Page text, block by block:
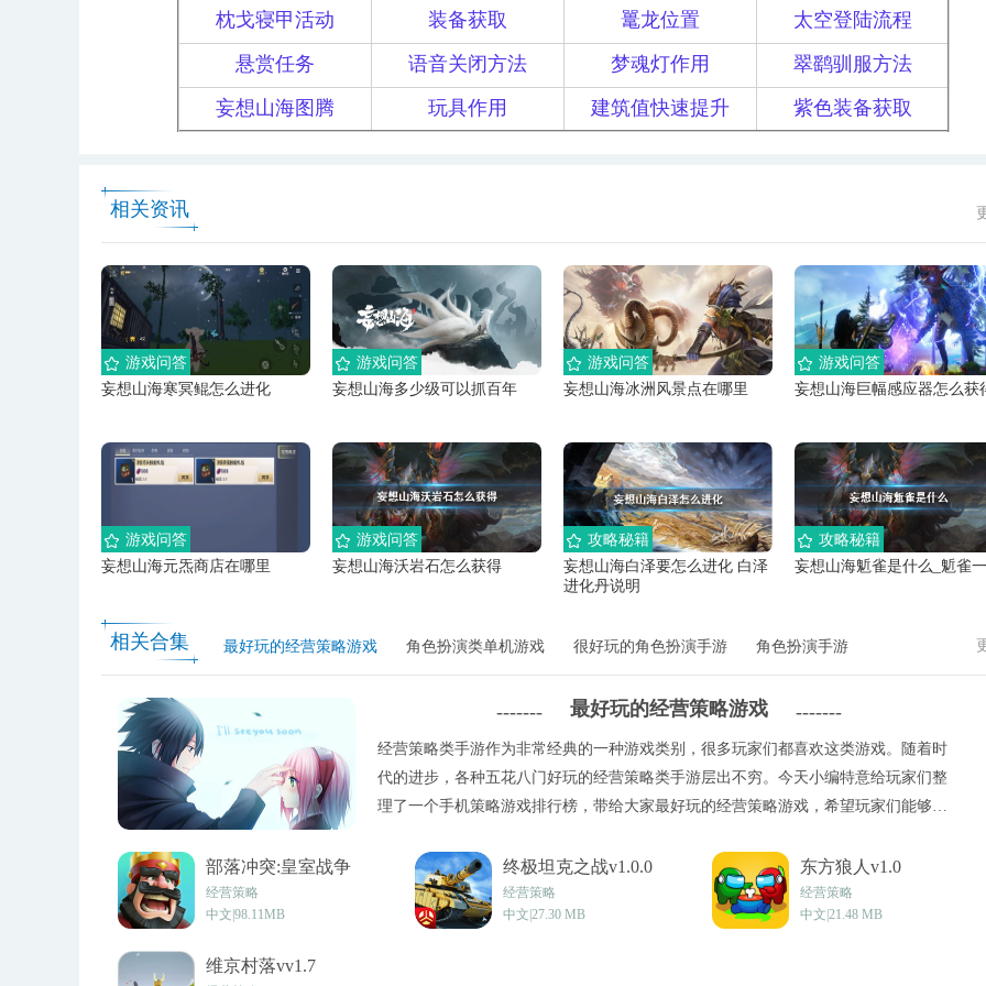
枕戈寝甲活动 装备获取 鼍龙位置
太空登陆流程
悬赏任务
语音关闭方法 梦魂灯作用
翠鹞驯服方法
妄想山海图腾
玩具作用 建筑值快速提升 紫色装备获取
相关资讯
妄想山海寒冥鲲怎么进化
游戏问答
妄想山海多少级可以抓百年
游戏问答
妄想山海冰洲风景点在哪里
游戏问答
妄想山海巨幅感应器怎么获
游戏问答
妄想山海元炁商店在哪里
游戏问答
妄想山海沃岩石怎么获得
游戏问答
妄想山海白泽要怎么进化 白泽
进化丹说明
攻略秘籍
妄想山海鬿雀是什么_鬿雀
攻略秘籍
相关合集 最好玩的经营策略游戏 角色扮演类单机游戏 很好玩的角色扮演手游 角色扮演手游
------- 最好玩的经营策略游戏 -------
经营策略类手游作为非常经典的一种游戏类别，很多玩家们都喜欢这类游戏。随着时
代的进步，各种五花八门好玩的经营策略类手游层出不穷。今天小编特意给玩家们整
理了一个手机策略游戏排行榜，带给大家最好玩的经营策略游戏，希望玩家们能够在
部落冲突:皇室战争
(Clash Royale)v2.0.7
经营策略
中文|98.11MB
终极坦克之战v1.0.0
经营策略
中文|27.30 MB
东方狼人v1.0
经营策略
中文|21.48 MB
维京村落vv1.7